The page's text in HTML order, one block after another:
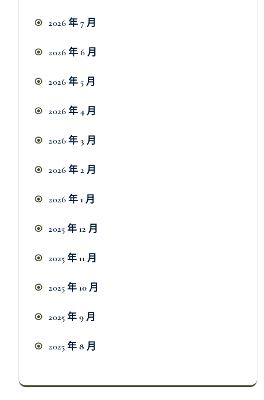
2026 年 7 月
2026 年 6 月
2026 年 5 月
2026 年 4 月
2026 年 3 月
2026 年 2 月
2026 年 1 月
2025 年 12 月
2025 年 11 月
2025 年 10 月
2025 年 9 月
2025 年 8 月